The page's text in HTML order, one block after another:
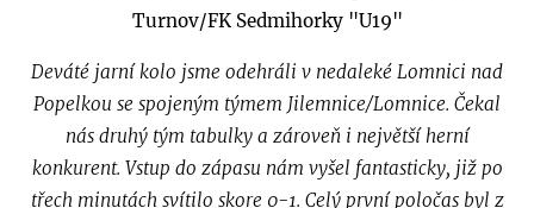
Turnov/FK Sedmihorky "U19"
Deváté jarní kolo jsme odehráli v nedaleké Lomnici nad
Popelkou se spojeným týmem Jilemnice/Lomnice. Čekal
nás druhý tým tabulky a zároveň i největší herní
konkurent. Vstup do zápasu nám vyšel fantasticky, již po
třech minutách svítilo skore 0-1. Celý první poločas byl z